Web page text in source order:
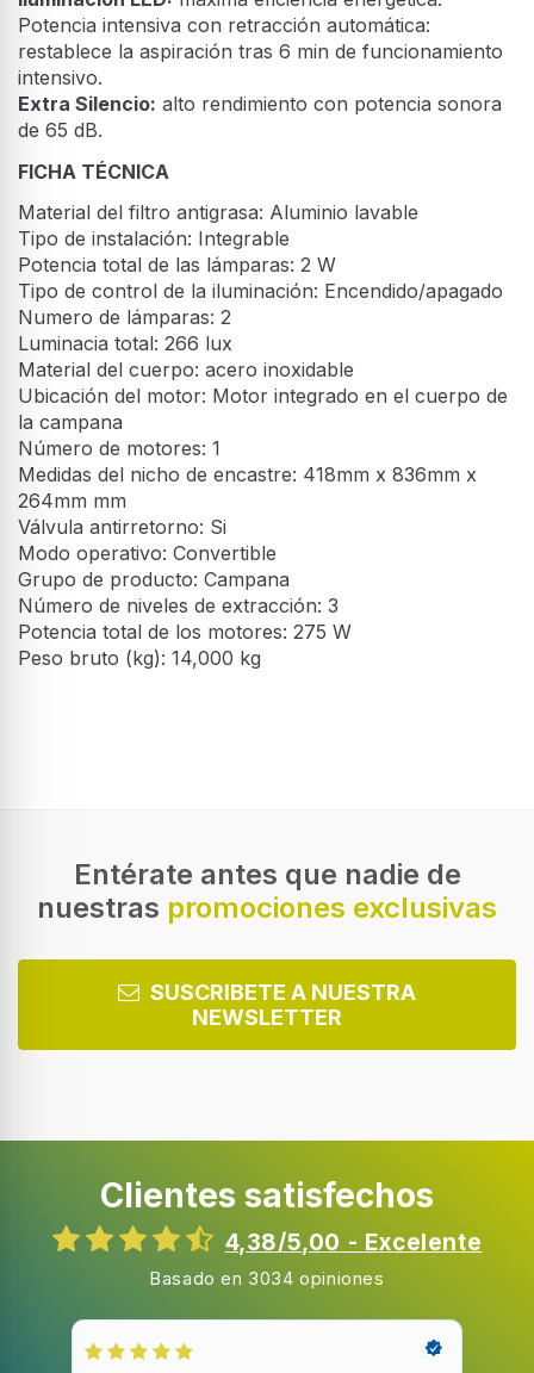
Potencia intensiva con retracción automática:
restablece la aspiración tras 6 min de funcionamiento
intensivo.
Extra Silencio: alto rendimiento con potencia sonora
de 65 dB.
FICHA TÉCNICA
Material del filtro antigrasa: Aluminio lavable
Tipo de instalación: Integrable
Potencia total de las lámparas: 2 W
Tipo de control de la iluminación: Encendido/apagado
Numero de lámparas: 2
Luminacia total: 266 lux
Material del cuerpo: acero inoxidable
Ubicación del motor: Motor integrado en el cuerpo de
la campana
Número de motores: 1
Medidas del nicho de encastre: 418mm x 836mm x
264mm mm
Válvula antirretorno: Si
Modo operativo: Convertible
Grupo de producto: Campana
Número de niveles de extracción: 3
Potencia total de los motores: 275 W
Peso bruto (kg): 14,000 kg
Canalizado/Recirculación
Clasificación eficiencia dinámica de fluidos
Clasificación de eficiencia de filtrado de grasas
4
Velocidad intensiva
Nivel de ruido (alta velocidad)
68 dB
Entérate antes que nadie de
nuestras promociones exclusivas
SUSCRIBETE A NUESTRA
NEWSLETTER
Clientes satisfechos
4,38/5,00 - Excelente
Basado en 3034 opiniones